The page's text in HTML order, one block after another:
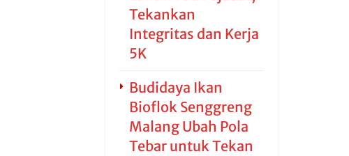
Tekankan
Integritas dan Kerja
5K
Budidaya Ikan
Bioflok Senggreng
Malang Ubah Pola
Tebar untuk Tekan